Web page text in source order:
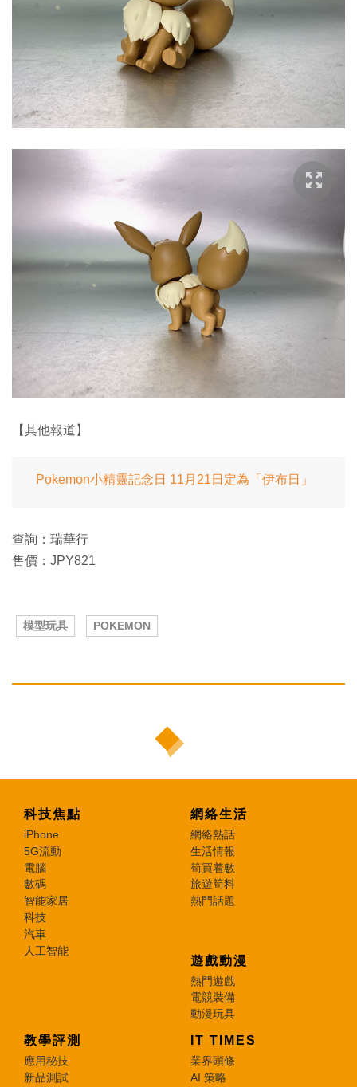
【其他報道】
Pokemon小精靈記念日 11月21日定為「伊布日」
查詢：瑞華行
售價：JPY821
模型玩具 POKEMON
科技焦點
iPhone
5G流動
電腦
數碼
智能家居
科技
汽車
人工智能
網絡生活
網絡熱話
生活情報
筍買着數
旅遊筍料
熱門話題
遊戲動漫
熱門遊戲
電競裝備
動漫玩具
教學評測
應用秘技
新品測試
IT TIMES
業界頭條
AI 策略